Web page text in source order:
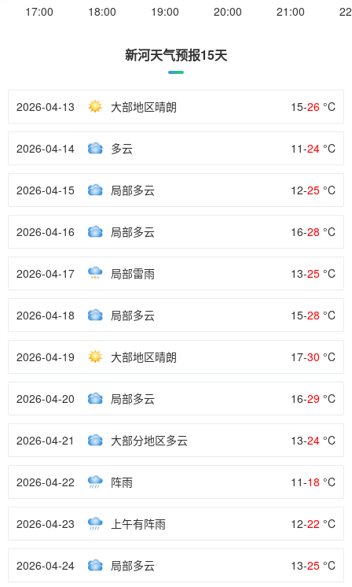
17:00 18:00 19:00 20:00 21:00
新河天气预报15天
2026-04-13 大部地区晴朗 15-26 °C
2026-04-14 多云 11-24 °C
2026-04-15 局部多云 12-25 °C
2026-04-16 局部多云 16-28 °C
2026-04-17 局部雷雨 13-25 °C
2026-04-18 局部多云 15-28 °C
2026-04-19 大部地区晴朗 17-30 °C
2026-04-20 局部多云 16-29 °C
2026-04-21 大部分地区多云 13-24 °C
2026-04-22 阵雨 11-18 °C
2026-04-23 上午有阵雨 12-22 °C
2026-04-24 局部多云 13-25 °C